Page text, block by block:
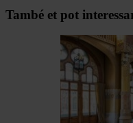
Navegar
També et pot